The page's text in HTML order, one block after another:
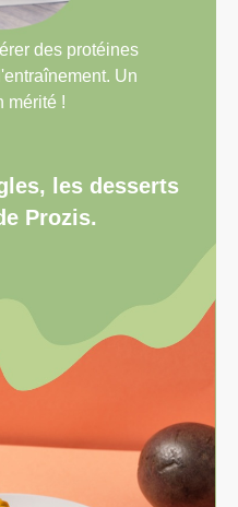
des protéines
Un
mérité !
les desserts
Prozis.